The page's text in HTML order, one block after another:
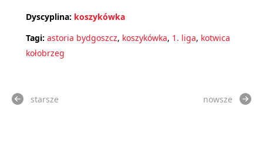
Dyscyplina: koszykówka
Tagi: astoria bydgoszcz, koszykówka, 1. liga, kotwica
kołobrzeg
starsze nowsze